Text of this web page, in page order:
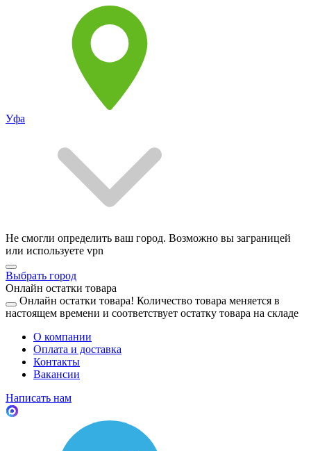
Уфа
Не смогли определить ваш город. Возможно вы заграницей
или используете vpn
Выбрать город
Онлайн остатки товара
Онлайн остатки товара! Количество товара меняется в
настоящем времени и соответствует остатку товара на складе
О компании
Оплата и доставка
Контакты
Вакансии
Написать нам